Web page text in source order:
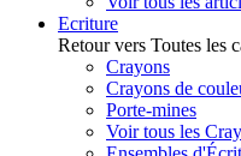
Ecriture
Retour vers Toutes les
Crayons
Crayons de
Porte-mines
Voir tous les